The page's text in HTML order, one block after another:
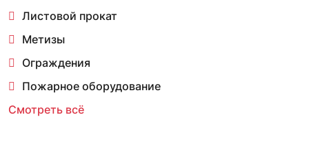
Листовой прокат
Метизы
Ограждения
Пожарное оборудование
Смотреть всё